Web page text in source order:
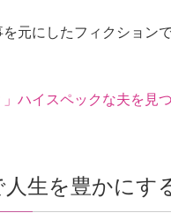
元にしたフィクション
ハイスペックな夫を見
生を豊かにす